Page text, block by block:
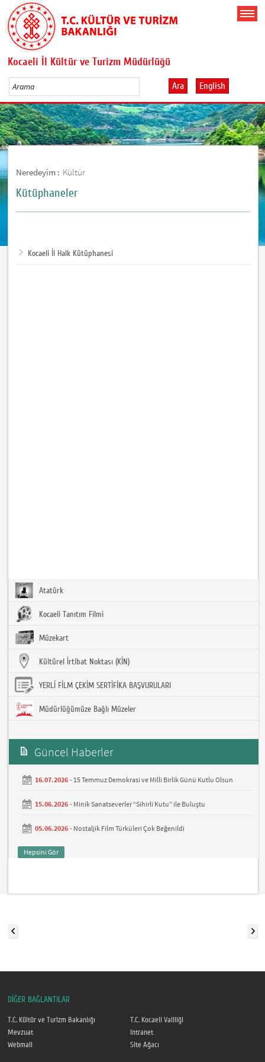
Kocaeli İl Kültür ve Turizm Müdürlüğü
Ara English
Neredeyim : Kültür
Kütüphaneler
Kocaeli İl Halk Kütüphanesi
Atatürk
Kocaeli Tanıtım Filmi
Müzekart
Kültürel İrtibat Noktası (KİN)
YERLİ FİLM ÇEKİM SERTİFİKA BAŞVURULARI
Müdürlüğümüze Bağlı Müzeler
Güncel Haberler
16.07.2026 - 15 Temmuz Demokrasi ve Milli Birlik Günü Kutlu Olsun
15.06.2026 - Minik Sanatseverler “Sihirli Kutu” ile Buluştu
05.06.2026 - Nostaljik Film Türküleri Çok Beğenildi
Hepsini Gör
DİĞER BAĞLANTILAR
T.C. Kültür ve Turizm Bakanlığı
T.C. Kocaeli Valiliği
Mevzuat
Intranet
Webmail
Site Ağacı